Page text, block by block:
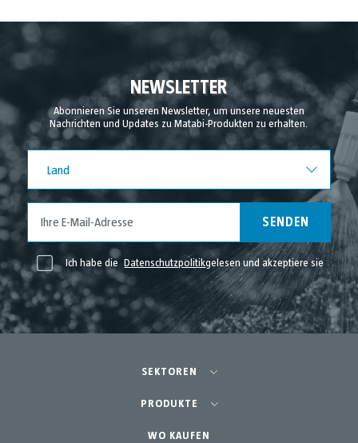
NEWSLETTER
Abonnieren Sie unseren Newsletter, um unsere neuesten
Nachrichten und Updates zu Matabi-Produkten zu erhalten.
Land
SENDEN
Ich habe die Datenschutzpolitikgelesen und akzeptiere sie
SEKTOREN
Landwirtschaft - Obst- und Gemüseanbau
Schrebergarten
PRODUKTE
Teams
WO KAUFEN